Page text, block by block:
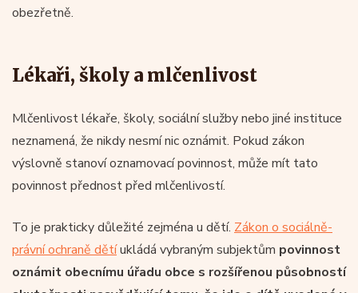
obezřetně.
Lékaři, školy a mlčenlivost
Mlčenlivost lékaře, školy, sociální služby nebo jiné instituce
neznamená, že nikdy nesmí nic oznámit. Pokud zákon
výslovně stanoví oznamovací povinnost, může mít tato
povinnost přednost před mlčenlivostí.
To je prakticky důležité zejména u dětí. Zákon o sociálně-
právní ochraně dětíukládá vybraným subjektům povinnost
oznámit obecnímu úřadu obce s rozšířenou působností